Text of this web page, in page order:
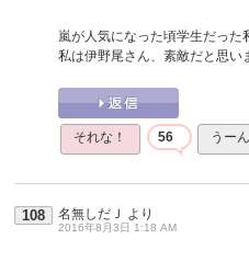
嵐が人気になった頃学生だっ
私は伊野尾さん、素敵だと思い
それな！ 56 うー
108 名無しだＪ より
2016年8月3日 1:18 AM